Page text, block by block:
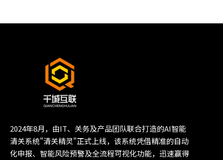
2024年8月，由IT、关务及产品团队联合打造的AI智能
清关系统"清关精灵"正式上线，该系统凭借精准的自动
化申报、智能风险预警及全流程可视化功能，迅速赢得